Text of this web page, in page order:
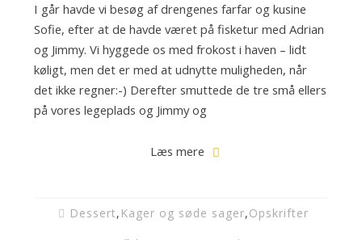
I går havde vi besøg af drengenes farfar og kusine
Sofie, efter at de havde været på fisketur med Adrian
og Jimmy. Vi hyggede os med frokost i haven – lidt
køligt, men det er med at udnytte muligheden, når
det ikke regner:-) Derefter smuttede de tre små ellers
på vores legeplads og Jimmy og
Læs mere
Dessert, Kager og søde sager,Opskrifter